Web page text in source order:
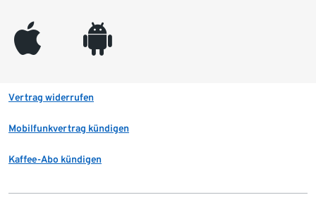
appleinc android
Vertrag widerrufen
Mobilfunkvertrag kündigen
Kaffee-Abo kündigen